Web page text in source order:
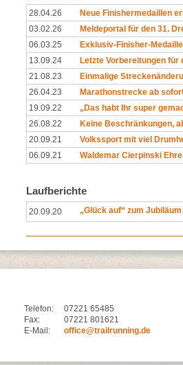
28.04.26
Neue Finishermedaillen
03.02.26
Meldeportal für den 31.
06.03.25
Exklusiv-Finisher-
13.09.24
Letzte Vorbereitungen
21.08.23
Einmalige
26.04.23
Marathonstrecke ab
19.09.22
„Das habt Ihr super
26.08.22
Keine Beschränkungen,
20.09.21
Volkssport mit viel
06.09.21
Waldemar Cierpinski
Laufberichte
20.09.20 „Glück auf“ zum Jubiläum
Telefon:
07221 65485
Fax:
07221 801621
E-Mail:
office@trailrunning.de